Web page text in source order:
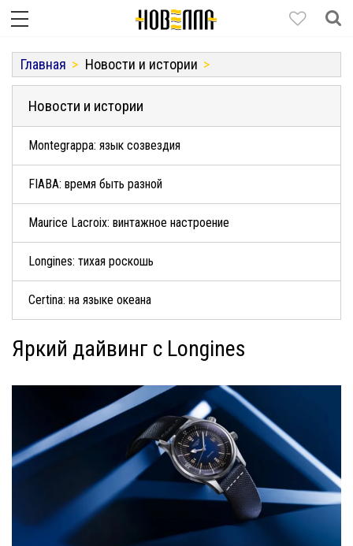
Главная Новости и истории
Новости и истории
Montegrappa: язык созвездия
FIABA: время быть разной
Maurice Lacroix: винтажное настроение
Longines: тихая роскошь
Certina: на языке океана
Яркий дайвинг с Longines